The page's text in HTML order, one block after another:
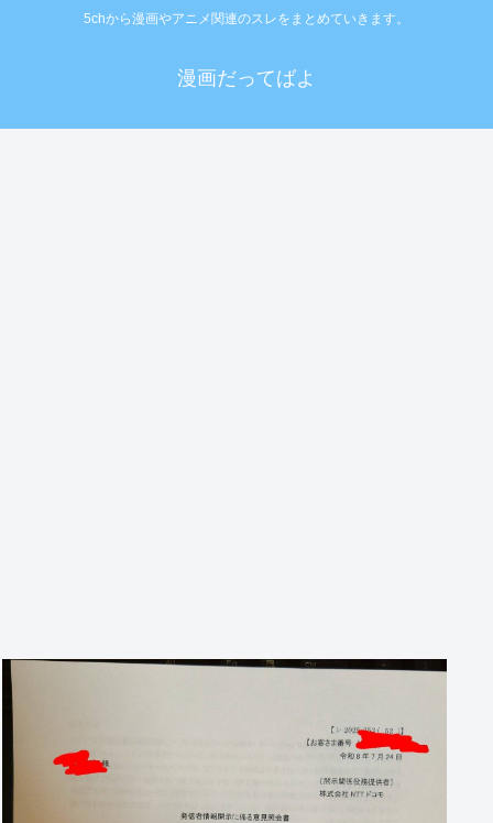
5chから漫画やアニメ関連のスレをまとめていきます。
漫画だってばよ